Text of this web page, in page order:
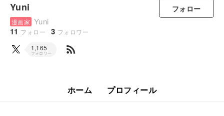
Yuni
漫画家 Yuni
11 フォロー 3 フォロワー
フォロー
1,165
フォロワー rss_feed
ホーム プロフィール